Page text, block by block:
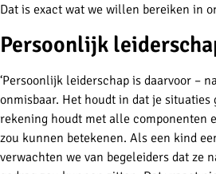
Dat is exact wat we willen bereiken in
Persoonlijk
‘Persoonlijk leiderschap is daarvoor –
onmisbaar. Het houdt in dat je situaties
rekening houdt met alle componenten
zou kunnen betekenen. Als een kind
verwachten we van begeleiders dat ze